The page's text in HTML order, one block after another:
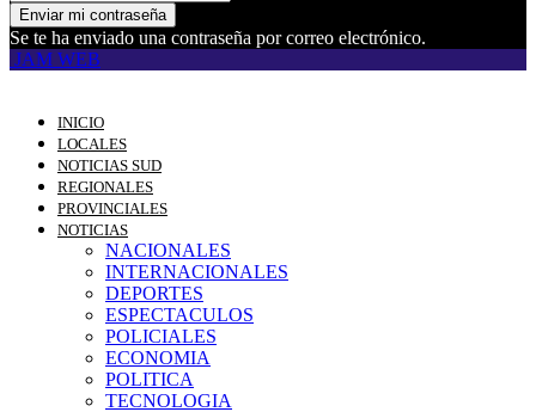
Se te ha enviado una contraseña por correo electrónico.
JAM WEB
INICIO
LOCALES
NOTICIAS SUD
REGIONALES
PROVINCIALES
NOTICIAS
NACIONALES
INTERNACIONALES
DEPORTES
ESPECTACULOS
POLICIALES
ECONOMIA
POLITICA
TECNOLOGIA